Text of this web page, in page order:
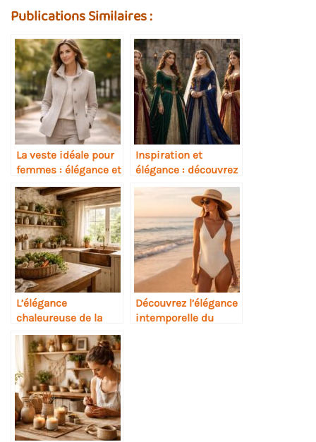
Publications Similaires :
La veste idéale pour
femmes : élégance et
confort mi-saison
Inspiration et
élégance : découvrez
notre sélection de
modèles de robes
médiévales
L’élégance
chaleureuse de la
cuisine rustique chic
Découvrez l’élégance
intemporelle du